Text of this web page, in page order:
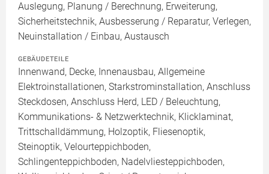
Auslegung, Planung / Berechnung, Erweiterung,
Sicherheitstechnik, Ausbesserung / Reparatur, Verlegen,
Neuinstallation / Einbau, Austausch
GEBÄUDETEILE
Innenwand, Decke, Innenausbau, Allgemeine
Elektroinstallationen, Starkstrominstallation, Anschluss
Steckdosen, Anschluss Herd, LED / Beleuchtung,
Kommunikations- & Netzwerktechnik, Klicklaminat,
Trittschalldämmung, Holzoptik, Fliesenoptik,
Steinoptik, Velourteppichboden,
Schlingenteppichboden, Nadelvliesteppichboden,